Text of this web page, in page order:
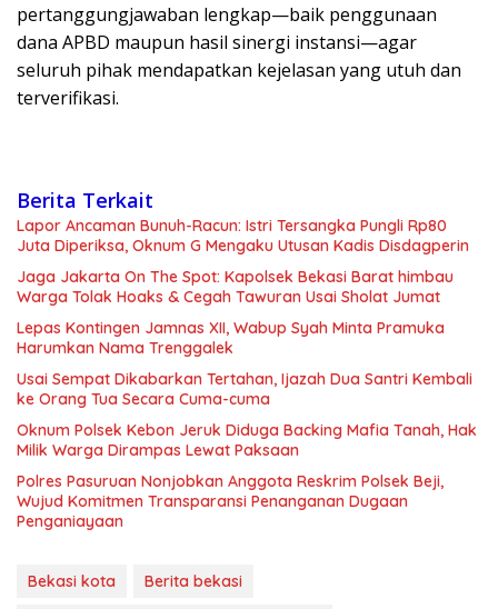
pertanggungjawaban lengkap—baik penggunaan
dana APBD maupun hasil sinergi instansi—agar
seluruh pihak mendapatkan kejelasan yang utuh dan
terverifikasi.
Berita Terkait
Lapor Ancaman Bunuh-Racun: Istri Tersangka Pungli Rp80
Juta Diperiksa, Oknum G Mengaku Utusan Kadis Disdagperin
Jaga Jakarta On The Spot: Kapolsek Bekasi Barat himbau
Warga Tolak Hoaks & Cegah Tawuran Usai Sholat Jumat
Lepas Kontingen Jamnas XII, Wabup Syah Minta Pramuka
Harumkan Nama Trenggalek
Usai Sempat Dikabarkan Tertahan, Ijazah Dua Santri Kembali
ke Orang Tua Secara Cuma-cuma
Oknum Polsek Kebon Jeruk Diduga Backing Mafia Tanah, Hak
Milik Warga Dirampas Lewat Paksaan
Polres Pasuruan Nonjobkan Anggota Reskrim Polsek Beji,
Wujud Komitmen Transparansi Penanganan Dugaan
Penganiayaan
Bekasi kota
Berita bekasi